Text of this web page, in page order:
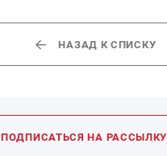
НАЗАД К СПИСКУ
ПОДПИСАТЬСЯ НА РАССЫЛКУ